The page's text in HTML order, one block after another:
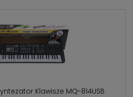
Klawisze MQ-814USB